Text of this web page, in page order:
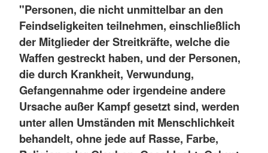
"Personen, die nicht unmittelbar an den
Feindseligkeiten teilnehmen, einschließlich
der Mitglieder der Streitkräfte, welche die
Waffen gestreckt haben, und der Personen,
die durch Krankheit, Verwundung,
Gefangennahme oder irgendeine andere
Ursache außer Kampf gesetzt sind, werden
unter allen Umständen mit Menschlichkeit
behandelt, ohne jede auf Rasse, Farbe,